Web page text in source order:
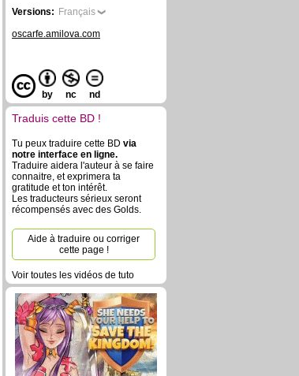
Versions: Français
oscarfe.amilova.com
by nc nd
Traduis cette BD !
Tu peux traduire cette BD via
notre interface en ligne.
Traduire aidera l'auteur à se faire
connaitre, et exprimera ta
gratitude et ton intérêt.
Les traducteurs sérieux seront
récompensés avec des Golds.
Aide à traduire ou corriger
cette page !
Voir toutes les vidéos de tuto